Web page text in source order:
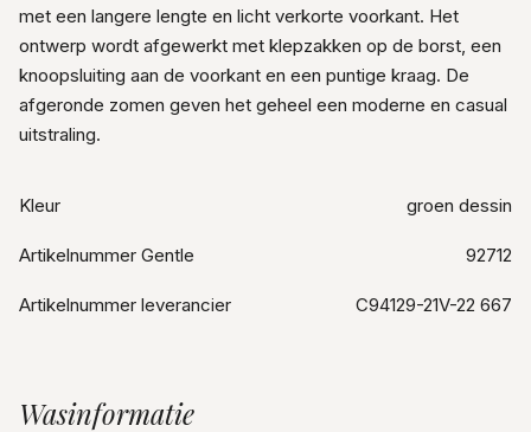
met een langere lengte en licht verkorte voorkant. Het
ontwerp wordt afgewerkt met klepzakken op de borst, een
knoopsluiting aan de voorkant en een puntige kraag. De
afgeronde zomen geven het geheel een moderne en casual
uitstraling.
Kleur groen dessin
Artikelnummer Gentle 92712
Artikelnummer leverancier C94129-21V-22 667
Wasinformatie